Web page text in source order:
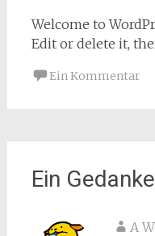
Welcome to
Edit or delete it,
Ein Kommentar
Ein
A